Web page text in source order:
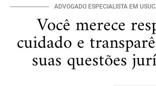
ADVOGADO ESPECIALISTA EM
Você merece
cuidado e
suas questões